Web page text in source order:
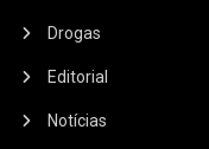
Drogas
Editorial
Notícias